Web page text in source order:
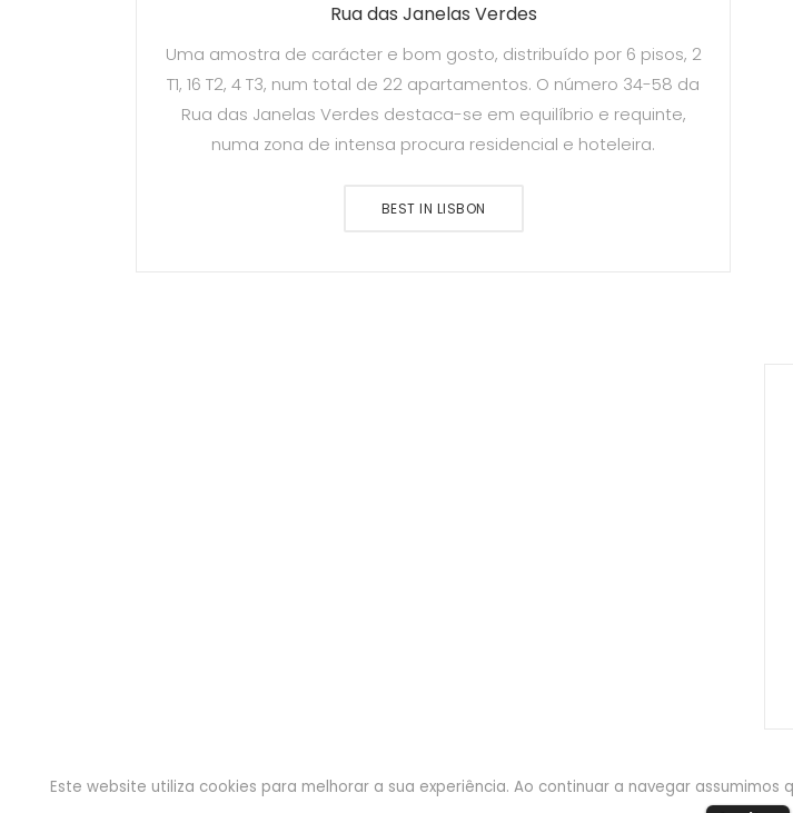
Rua das Janelas Verdes
Uma amostra de carácter e bom gosto, distribuído por 6 pisos, 2
T1, 16 T2, 4 T3, num total de 22 apartamentos. O número 34-58 da
Rua das Janelas Verdes destaca-se em equilíbrio e requinte,
numa zona de intensa procura residencial e hoteleira.
BEST IN LISBON
Este website utiliza cookies para melhorar a sua experiência. Ao continuar a navegar